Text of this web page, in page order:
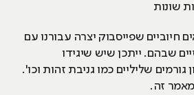
שונות
חיוביים שפייסבוק יצרה עבורנו עם
שבהם. ייתכן שיש שיגידו
שליליים כמו גניבת זהות וכו'.
זה.